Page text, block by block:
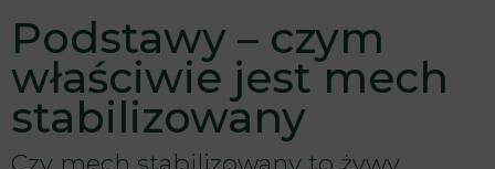
Podstawy – czym
właściwie jest mech
stabilizowany